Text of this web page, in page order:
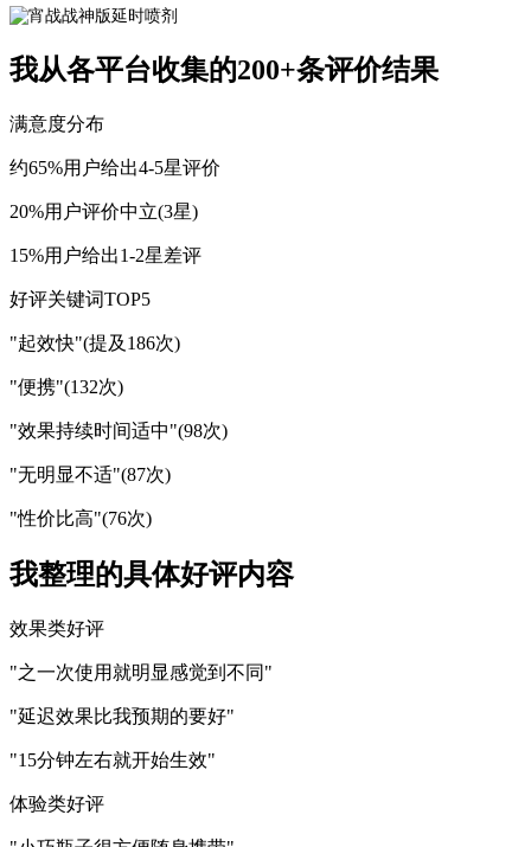
我从各平台收集的200+条评价结果
满意度分布
约65%用户给出4-5星评价
20%用户评价中立(3星)
15%用户给出1-2星差评
好评关键词TOP5
"起效快"(提及186次)
"便携"(132次)
"效果持续时间适中"(98次)
"无明显不适"(87次)
"性价比高"(76次)
我整理的具体好评内容
效果类好评
"之一次使用就明显感觉到不同"
"延迟效果比我预期的要好"
"15分钟左右就开始生效"
体验类好评